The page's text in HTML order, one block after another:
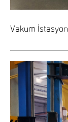
Vakum